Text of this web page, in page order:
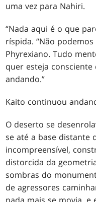
uma vez para Nahiri.
“Nada aqui é o que
ríspida. “Não
Phyrexiano. Tudo
quer esteja
andando.”
Kaito continuou
O deserto se
se até a base distante
incompreensível,
distorcida da
sombras do
de agressores